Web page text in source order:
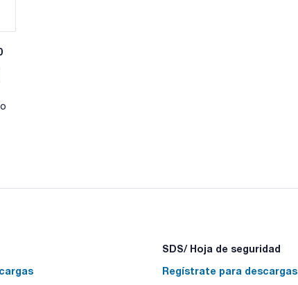
SDS/ Hoja de seguridad
Regístrate para descargas